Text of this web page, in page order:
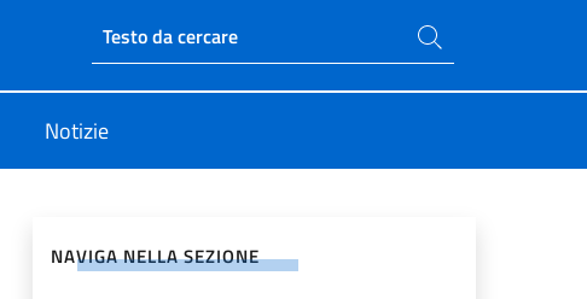
Ricerca sito live
Cerca nel sito
Notizie
NAVIGA NELLA SEZIONE